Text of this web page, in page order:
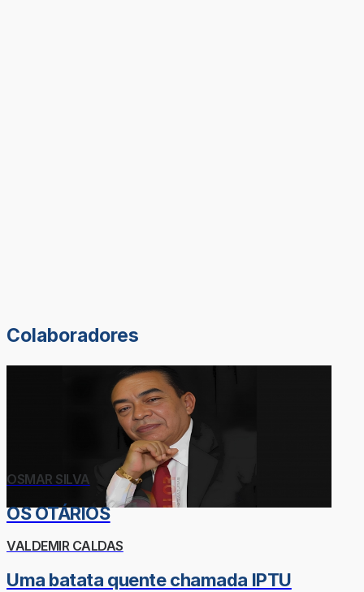
Colaboradores
OSMAR SILVA
OS OTÁRIOS
VALDEMIR CALDAS
Uma batata quente chamada IPTU